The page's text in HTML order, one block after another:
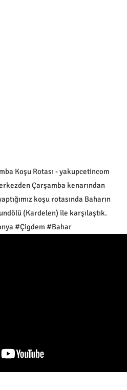
Koşu Rotası - yakupcetincom
Çarşamba kenarından
koşu rotasında Baharın
(Kardelen) ile karşılaştık.
#Çigdem #Bahar